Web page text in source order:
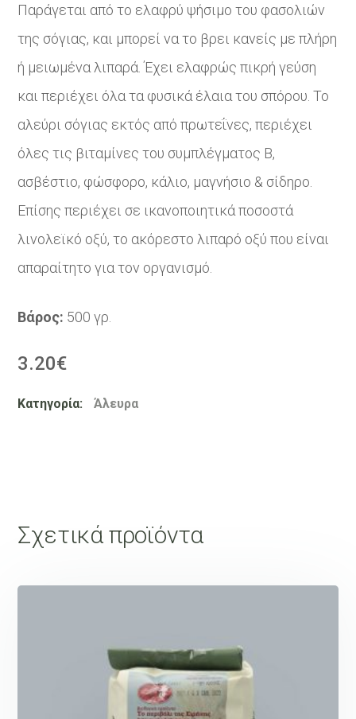
Παράγεται από το ελαφρύ ψήσιμο του φασολιών
της σόγιας, και μπορεί να το βρει κανείς με πλήρη
ή μειωμένα λιπαρά. Έχει ελαφρώς πικρή γεύση
και περιέχει όλα τα φυσικά έλαια του σπόρου. Το
αλεύρι σόγιας εκτός από πρωτεΐνες, περιέχει
όλες τις βιταμίνες του συμπλέγματος Β,
ασβέστιο, φώσφορο, κάλιο, μαγνήσιο & σίδηρο.
Επίσης περιέχει σε ικανοποιητικά ποσοστά
λινολεϊκό οξύ, το ακόρεστο λιπαρό οξύ που είναι
απαραίτητο για τον οργανισμό.
Βάρος: 500 γρ.
3.20€
Κατηγορία: Άλευρα
Σχετικά προϊόντα